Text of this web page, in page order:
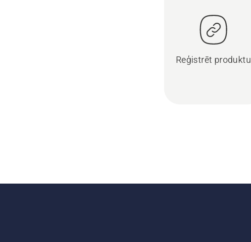
Reģistrēt produktu